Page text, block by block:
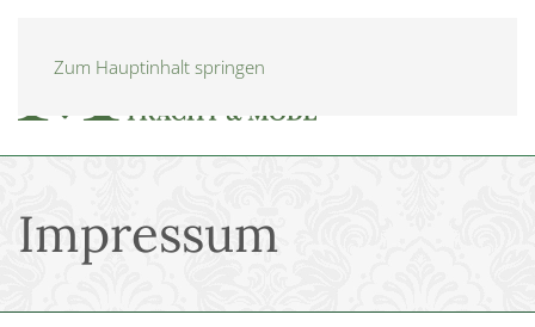
Zum Hauptinhalt springen
Impressum